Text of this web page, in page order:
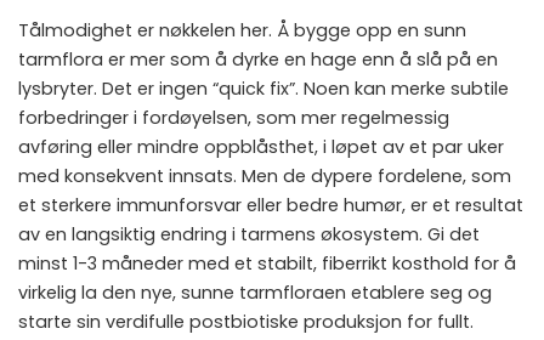
Tålmodighet er nøkkelen her. Å bygge opp en sunn
tarmflora er mer som å dyrke en hage enn å slå på en
lysbryter. Det er ingen “quick fix”. Noen kan merke subtile
forbedringer i fordøyelsen, som mer regelmessig
avføring eller mindre oppblåsthet, i løpet av et par uker
med konsekvent innsats. Men de dypere fordelene, som
et sterkere immunforsvar eller bedre humør, er et resultat
av en langsiktig endring i tarmens økosystem. Gi det
minst 1-3 måneder med et stabilt, fiberrikt kosthold for å
virkelig la den nye, sunne tarmfloraen etablere seg og
starte sin verdifulle postbiotiske produksjon for fullt.